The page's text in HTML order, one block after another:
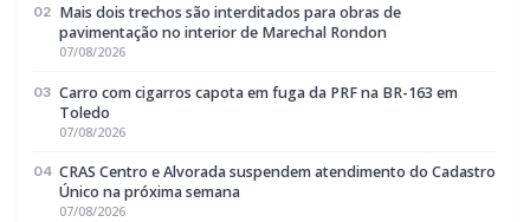
02 Mais dois trechos são interditados para obras de
pavimentação no interior de Marechal Rondon
07/08/2026
03 Carro com cigarros capota em fuga da PRF na BR-163 em
Toledo
07/08/2026
04 CRAS Centro e Alvorada suspendem atendimento do Cadastro
Único na próxima semana
07/08/2026